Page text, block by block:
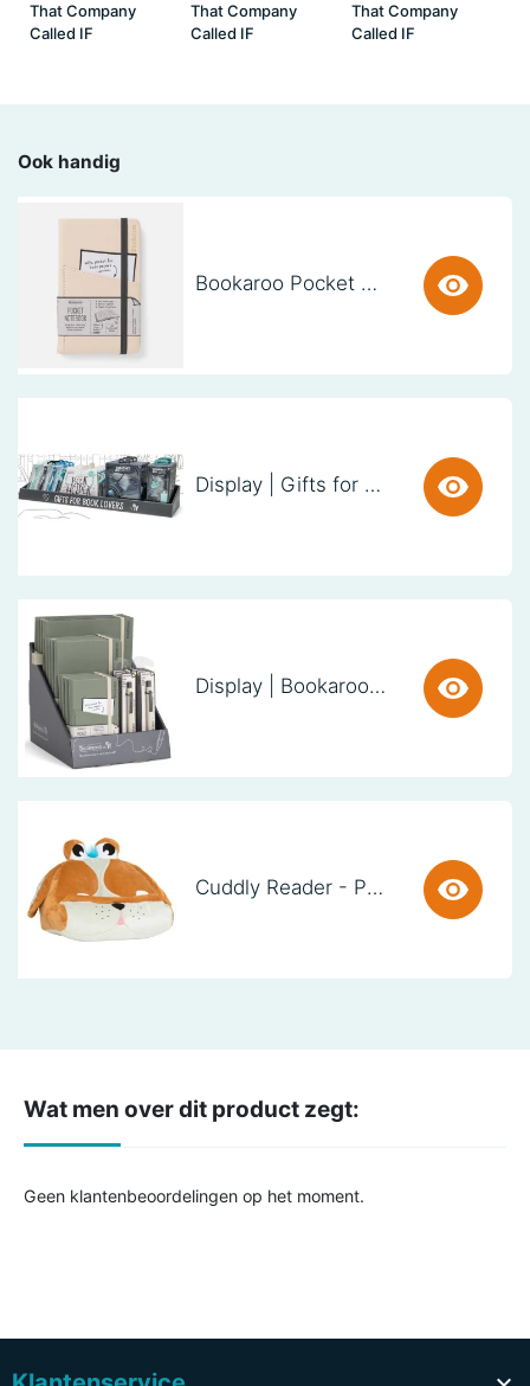
That Company
Called IF
That Company
Called IF
That Company
Called IF
Ook handig
Bookaroo Pocket Notebook (A6) - CREAM
Display | Gifts for Book Lovers (60cm)
Display | Bookaroo Notebook & Pen - Fern
Cuddly Reader - Puppy Pete
Wat men over dit product zegt:
Geen klantenbeoordelingen op het moment.